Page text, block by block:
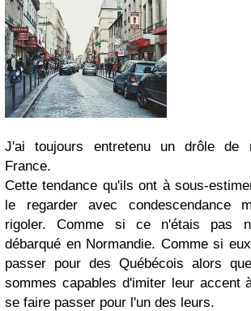
J'ai toujours entretenu un drôle de
France.
Cette tendance qu'ils ont à sous-
le regarder avec condescendance
rigoler. Comme si ce n'étais pas
débarqué en Normandie. Comme si
passer pour des Québécois alors
sommes capables d'imiter leur accent
se faire passer pour l'un des leurs.